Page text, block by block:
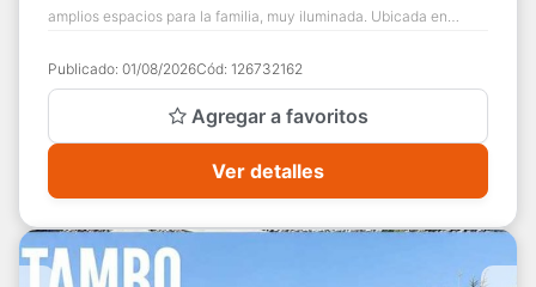
amplios espacios para la familia, muy iluminada. Ubicada en
Publicado: 01/08/2026Cód: 126732162
Agregar a favoritos
Ver detalles